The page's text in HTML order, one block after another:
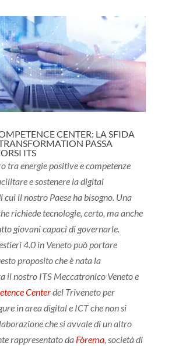
CENTER: LA SFIDA
PASSA
ITS
tra energie positive e competenze
e sostenere la digital
il nostro Paese ha bisogno. Una
richiede tecnologie, certo, ma anche
giovani capaci di governarle.
4.0 in Veneto può portare
proposito che è nata la
il nostro ITS Meccatronico Veneto e
Centerdel Triveneto per
in area digital e ICT che non si
che si avvale di un altro
rappresentato da Fòrema, società di